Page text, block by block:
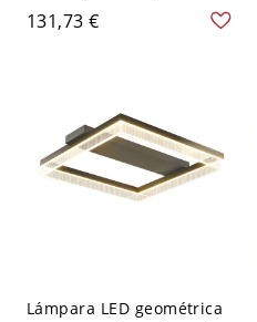
geométrica de perfil bajo
131,73 €
Lámpara LED geométrica